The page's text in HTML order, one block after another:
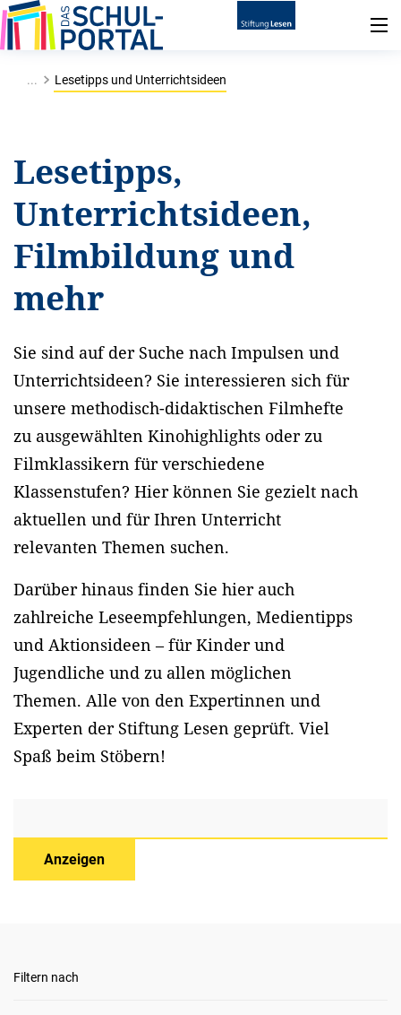
... Lesetipps und Unterrichtsideen
Lesetipps,
Unterrichtsideen,
Filmbildung und
mehr
Sie sind auf der Suche nach Impulsen und
Unterrichtsideen? Sie interessieren sich für
unsere methodisch-didaktischen Filmhefte
zu ausgewählten Kinohighlights oder zu
Filmklassikern für verschiedene
Klassenstufen? Hier können Sie gezielt nach
aktuellen und für Ihren Unterricht
relevanten Themen suchen.
Darüber hinaus finden Sie hier auch
zahlreiche Leseempfehlungen, Medientipps
und Aktionsideen – für Kinder und
Jugendliche und zu allen möglichen
Themen. Alle von den Expertinnen und
Experten der Stiftung Lesen geprüft. Viel
Spaß beim Stöbern!
Anzeigen
Filtern nach